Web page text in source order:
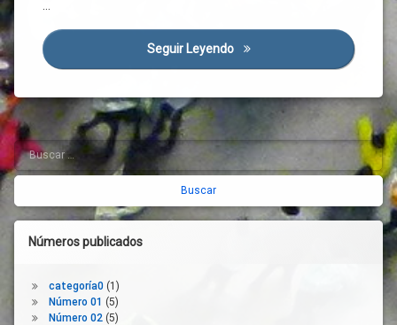
Seguir Leyendo Adecuar El Viario Y Los
Enfermedad
Entorno
Comunitario
Entorno
Espacio
Espacio
Urbano
Horarios
Comerciales
Flexible
Limpieza
Barra
lateral
derecha
Buscar:
Números publicados
categoría0(1)
Número 01 (5)
Número 02(5)